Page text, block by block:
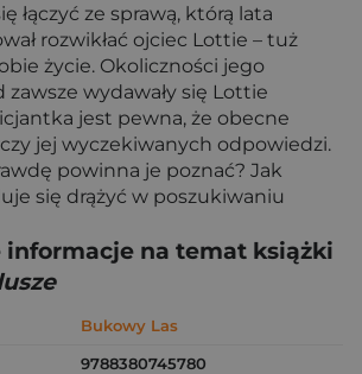
łączyć ze sprawą, którą lata
rozwikłać ojciec Lottie – tuż
życie. Okoliczności jego
wydawały się Lottie
jest pewna, że obecne
jej wyczekiwanych odpowiedzi.
powinna je poznać? Jak
się drążyć w poszukiwaniu
informacje na temat książki
Bukowy Las
9788380745780